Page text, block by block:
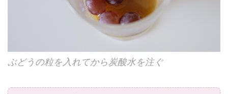
ぶどうの粒を入れてから炭酸水を注ぐ